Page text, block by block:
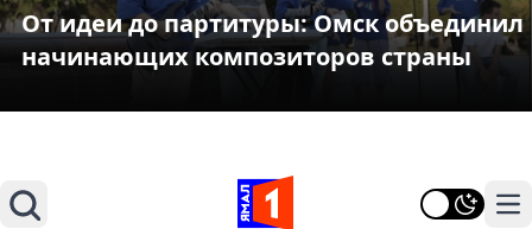
От идеи до партитуры: Омск объединил
начинающих композиторов страны
Поиск